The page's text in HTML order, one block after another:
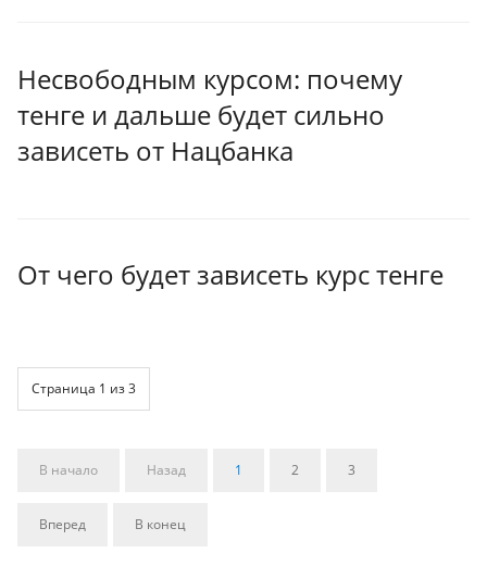
Несвободным курсом: почему
тенге и дальше будет сильно
зависеть от Нацбанка
От чего будет зависеть курс тенге
Страница 1 из 3
В начало Назад 1 2 3
Вперед В конец